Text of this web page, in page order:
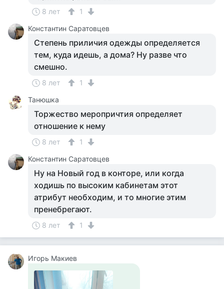
8 лет
1
Константин Саратовцев
Степень приличия одежды определяется
тем, куда идешь, а дома? Ну разве что
смешно.
8 лет
1
Танюшка
Торжество меропричтия определяет
отношение к нему
8 лет
1
Константин Саратовцев
Ну на Новый год в конторе, или когда
ходишь по высоким кабинетам этот
атрибут необходим, и то многие этим
пренебрегают.
8 лет 1
Игорь Макиев